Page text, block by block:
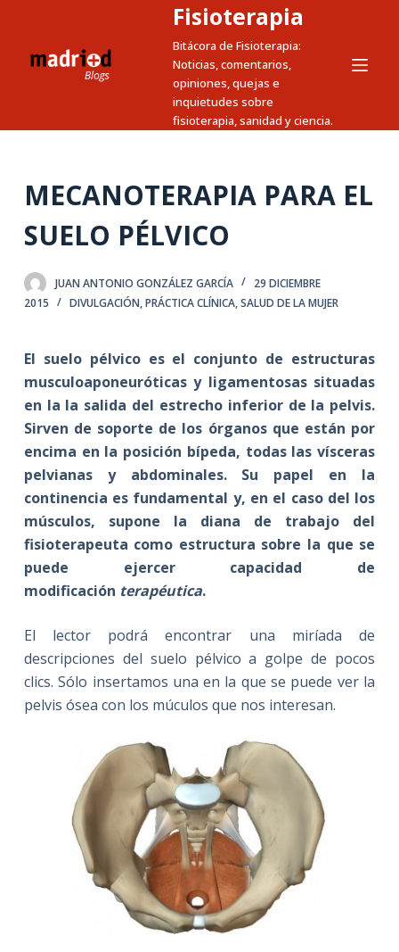
r
o
e
d
o
Fisioterapia
Bitácora de Fisioterapia:
Noticias, comentarios,
opiniones, quejas e
inquietudes sobre
fisioterapia, sanidad y ciencia.
MECANOTERAPIA PARA EL
SUELO PÉLVICO
JUAN ANTONIO GONZÁLEZ GARCÍA
29 DICIEMBRE
2015
DIVULGACIÓN,PRÁCTICA CLÍNICA,SALUD DE LA MUJER
El suelo pélvico es el conjunto de estructuras
musculoaponeuróticas y ligamentosas situadas
en la la salida del estrecho inferior de la pelvis.
Sirven de soporte de los órganos que están por
encima en la posición bípeda, todas las vísceras
pelvianas y abdominales. Su papel en la
continencia es fundamental y, en el caso del los
músculos, supone la diana de trabajo del
fisioterapeuta como estructura sobre la que se
puede ejercer capacidad de
modificación terapéutica.
El lector podrá encontrar una miríada de
descripciones del suelo pélvico a golpe de pocos
clics. Sólo insertamos una en la que se puede ver la
pelvis ósea con los múculos que nos interesan.